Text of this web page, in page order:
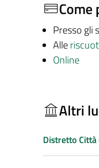
Presso gli
Alle
Online
Altri
Distretto